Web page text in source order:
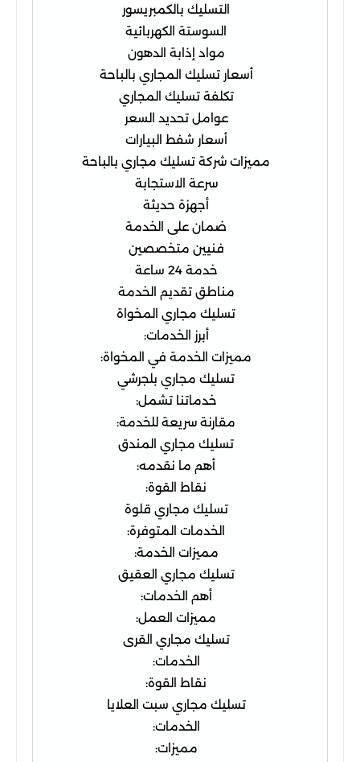
التسليك بالكمبريسور
السوستة الكهربائية
مواد إذابة الدهون
أسعار تسليك المجاري بالباحة
تكلفة تسليك المجاري
عوامل تحديد السعر
أسعار شفط البيارات
مميزات شركة تسليك مجاري بالباحة
سرعة الاستجابة
أجهزة حديثة
ضمان على الخدمة
فنيين متخصصين
خدمة 24 ساعة
مناطق تقديم الخدمة
تسليك مجاري المخواة
أبرز الخدمات:
مميزات الخدمة في المخواة:
تسليك مجاري بلجرشي
خدماتنا تشمل:
مقارنة سريعة للخدمة:
تسليك مجاري المندق
أهم ما نقدمه:
نقاط القوة:
تسليك مجاري قلوة
الخدمات المتوفرة:
مميزات الخدمة:
تسليك مجاري العقيق
أهم الخدمات:
مميزات العمل:
تسليك مجاري القرى
الخدمات:
نقاط القوة:
تسليك مجاري سبت العلايا
الخدمات:
مميزات: